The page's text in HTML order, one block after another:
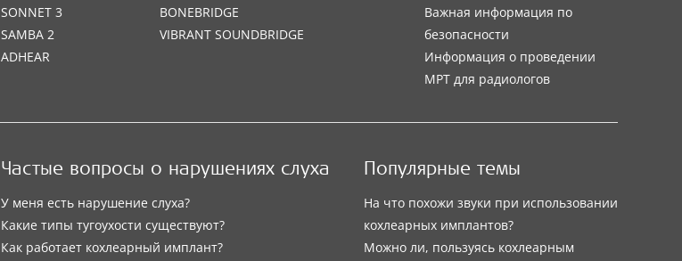
SONNET 3
SAMBA 2
ADHEAR
BONEBRIDGE
VIBRANT SOUNDBRIDGE
Важная информация по
безопасности
Информация о проведении
МРТ для радиологов
Частые вопросы о нарушениях слуха
У меня есть нарушение слуха?
Какие типы тугоухости существуют?
Как работает кохлеарный имплант?
Популярные темы
На что похожи звуки при использовании
кохлеарных имплантов?
Можно ли, пользуясь кохлеарным